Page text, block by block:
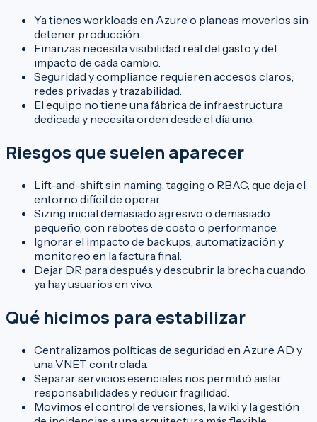
Ya tienes workloads en Azure o planeas moverlos sin
detener producción.
Finanzas necesita visibilidad real del gasto y del
impacto de cada cambio.
Seguridad y compliance requieren accesos claros,
redes privadas y trazabilidad.
El equipo no tiene una fábrica de infraestructura
dedicada y necesita orden desde el día uno.
Riesgos que suelen aparecer
Lift-and-shift sin naming, tagging o RBAC, que deja el
entorno difícil de operar.
Sizing inicial demasiado agresivo o demasiado
pequeño, con rebotes de costo o performance.
Ignorar el impacto de backups, automatización y
monitoreo en la factura final.
Dejar DR para después y descubrir la brecha cuando
ya hay usuarios en vivo.
Qué hicimos para estabilizar
Centralizamos políticas de seguridad en Azure AD y
una VNET controlada.
Separar servicios esenciales nos permitió aislar
responsabilidades y reducir fragilidad.
Movimos el control de versiones, la wiki y la gestión